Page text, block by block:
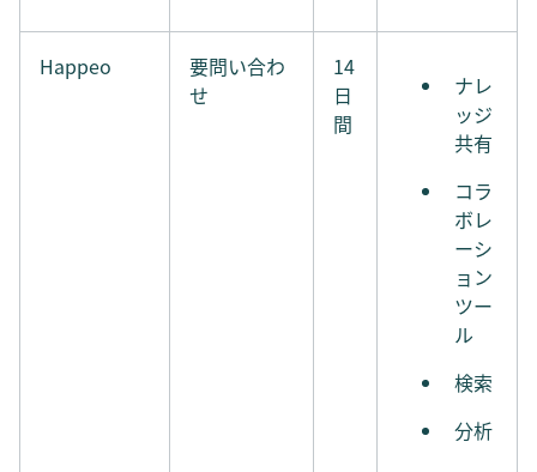
Happeo
要問い合わ
せ
14
日
間
ナレ
ッジ
共有
コラ
ボレ
ーシ
ョン
ツー
ル
検索
分析